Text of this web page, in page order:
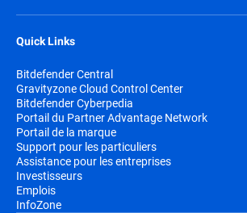
Quick Links
Bitdefender Central
Gravityzone Cloud Control Center
Bitdefender Cyberpedia
Portail du Partner Advantage Network
Portail de la marque
Support pour les particuliers
Assistance pour les entreprises
Investisseurs
Emplois
InfoZone